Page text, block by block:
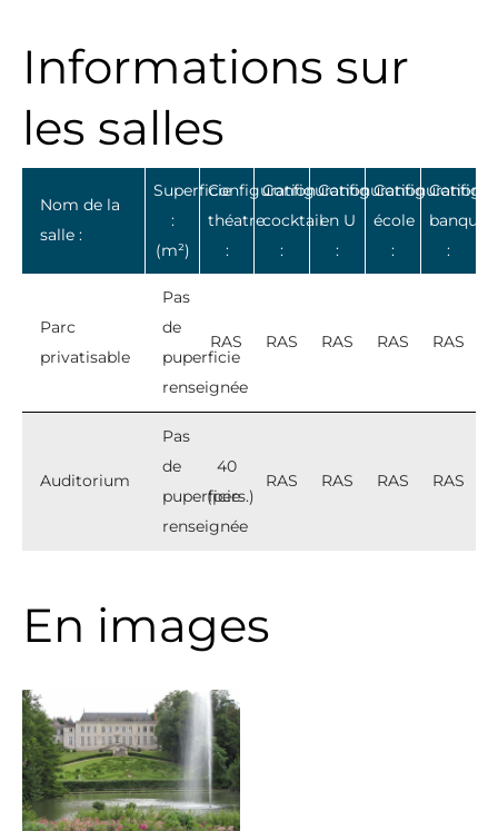
Informations sur
les salles
Nom de la
salle :
Superficie
:
(m²)
Configuration
théatre
:
Configuration
cocktail
:
Configuration
en U
:
Configuration
école
:
banquet
:
Parc
privatisable
Pas
de
puperficie
renseignée
RAS RAS RAS RAS RAS
Auditorium
Pas
de
puperficie
renseignée
40
(pers.)
RAS RAS RAS RAS
En images